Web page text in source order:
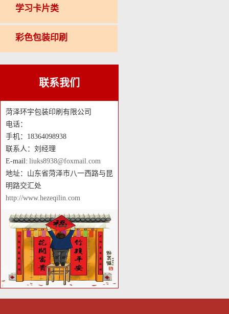
学习卡片类
彩色包装印刷
联系我们
菏泽环宇包装印刷有限公司
电话：
手机：18364098938
联系人：刘经理
E-mail: liuks8938@foxmail.com
地址：山东省菏泽市八一西路与昆
明路交汇处
http://www.hezeqilin.com